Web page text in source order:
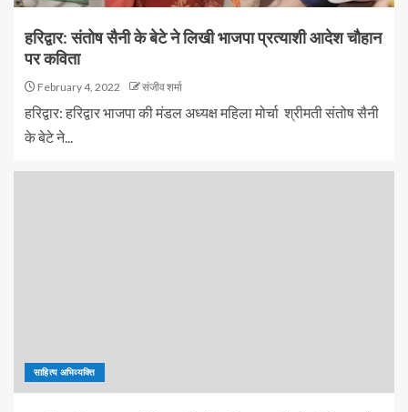
हरिद्वार: संतोष सैनी के बेटे ने लिखी भाजपा प्रत्याशी आदेश चौहान
पर कविता
February 4, 2022 संजीव शर्मा
हरिद्वार: हरिद्वार भाजपा की मंडल अध्यक्ष महिला मोर्चा श्रीमती संतोष सैनी
के बेटे ने...
साहित्य अभिव्यक्ति